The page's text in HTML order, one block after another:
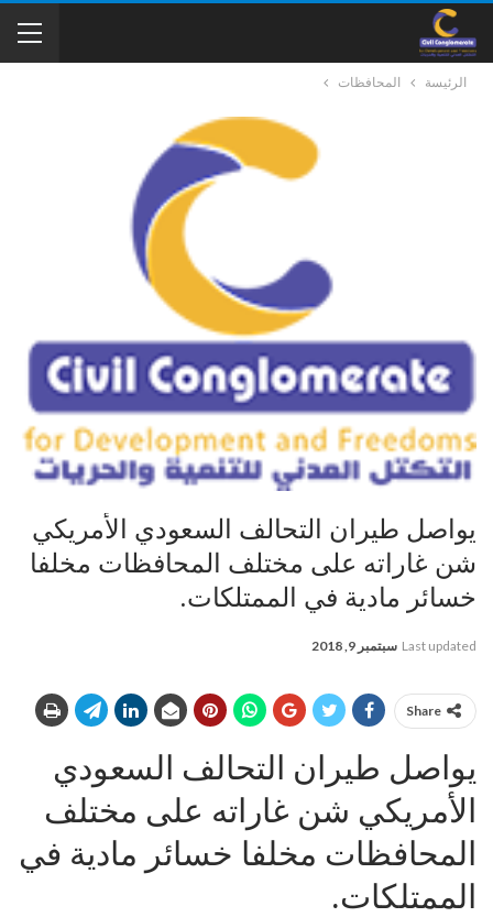
الرئيسة المحافظات
يواصل طيران التحالف السعودي الأمريكي
شن غاراته على مختلف المحافظات مخلفا
خسائر مادية في الممتلكات.
Last updated سبتمبر 9, 2018
Share
يواصل طيران التحالف السعودي
الأمريكي شن غاراته على مختلف
المحافظات مخلفا خسائر مادية في
الممتلكات.